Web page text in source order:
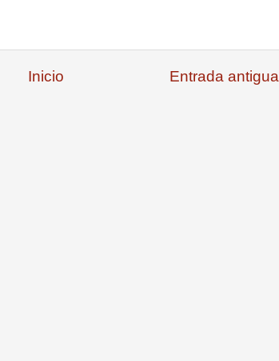
Entrada antigua
Inicio